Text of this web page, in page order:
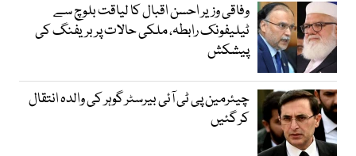
وفاقی وزیر احسن اقبال کا لیاقت بلوچ سے
ٹیلیفونک رابطہ، ملکی حالات پر بریفنگ کی
پیشکش
چیئرمین پی ٹی آئی بیرسٹر گوہر کی والدہ انتقال
کر گئیں